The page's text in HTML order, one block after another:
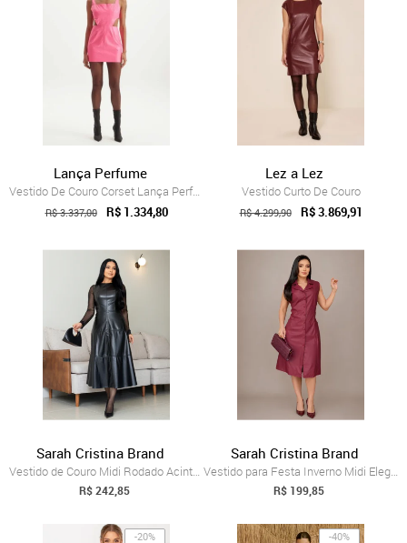
Lança Perfume
Vestido De Couro Corset Lança Perfume
R$ 3.337,00 R$ 1.334,80
Lez a Lez
Vestido Curto De Couro
R$ 4.299,90 R$ 3.869,91
Sarah Cristina Brand
Vestido de Couro Midi Rodado Acinturado ...
R$ 242,85
Sarah Cristina Brand
Vestido para Festa Inverno Midi Elegante...
R$ 199,85
-20% -40%